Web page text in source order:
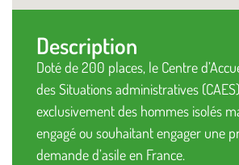
Description
Doté de 200 places, le Centre
des Situations administratives
exclusivement des hommes isolés
engagé ou souhaitant engager une
demande d’asile en France.